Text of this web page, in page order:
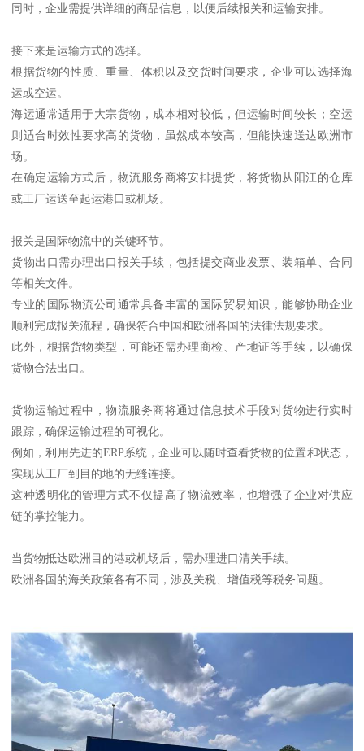
同时，企业需提供详细的商品信息，以便后续报关和运输安排。
接下来是运输方式的选择。
根据货物的性质、重量、体积以及交货时间要求，企业可以选择海
运或空运。
海运通常适用于大宗货物，成本相对较低，但运输时间较长；空运
则适合时效性要求高的货物，虽然成本较高，但能快速送达欧洲市
场。
在确定运输方式后，物流服务商将安排提货，将货物从阳江的仓库
或工厂运送至起运港口或机场。
报关是国际物流中的关键环节。
货物出口需办理出口报关手续，包括提交商业发票、装箱单、合同
等相关文件。
专业的国际物流公司通常具备丰富的国际贸易知识，能够协助企业
顺利完成报关流程，确保符合中国和欧洲各国的法律法规要求。
此外，根据货物类型，可能还需办理商检、产地证等手续，以确保
货物合法出口。
货物运输过程中，物流服务商将通过信息技术手段对货物进行实时
跟踪，确保运输过程的可视化。
例如，利用先进的ERP系统，企业可以随时查看货物的位置和状态，
实现从工厂到目的地的无缝连接。
这种透明化的管理方式不仅提高了物流效率，也增强了企业对供应
链的掌控能力。
当货物抵达欧洲目的港或机场后，需办理进口清关手续。
欧洲各国的海关政策各有不同，涉及关税、增值税等税务问题。